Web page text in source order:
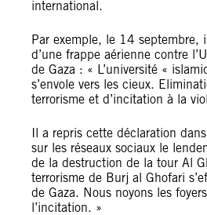
international.
Par exemple, le 14 septembre,
d’une frappe aérienne contre
de Gaza : « L’université «
s’envole vers les cieux.
terrorisme et d’incitation à la
Il a repris cette déclaration
sur les réseaux sociaux le
de la destruction de la tour Al
terrorisme de Burj al Ghofari
de Gaza. Nous noyons les
l’incitation. »